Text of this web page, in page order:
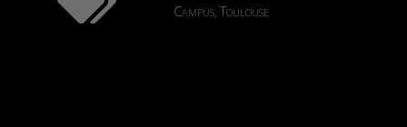
Campus,Toulouse